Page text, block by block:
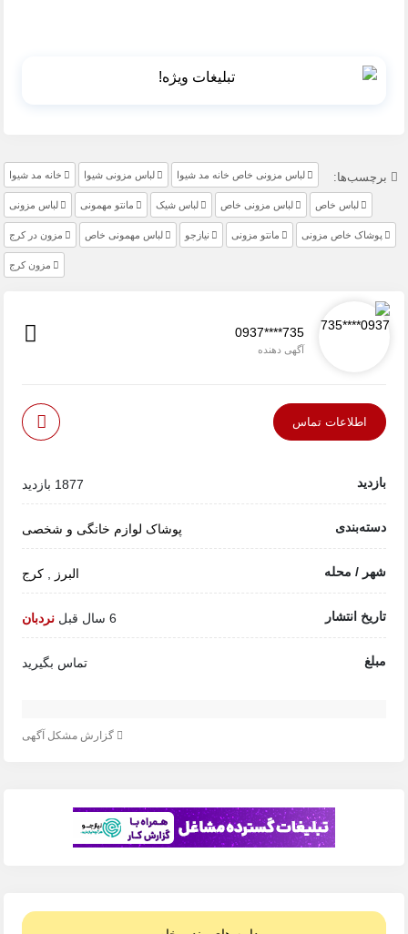
برچسب‌ها: لباس مزونی خاص خانه مد شیوا لباس مزونی شیوا خانه مد شیوا
لباس خاص لباس مزونی خاص لباس شیک مانتو مهمونی لباس مزونی
پوشاک خاص مزونی مانتو مزونی نیازجو لباس مهمونی خاص مزون در کرج
مزون کرج
0937****735
آگهی دهنده
اطلاعات تماس
بازدید 1877 بازدید
دسته‌بندی پوشاک لوازم خانگی و شخصی
شهر / محله البرز کرج
تاریخ انتشار 6 سال قبل نردبان
مبلغ تماس بگیرید
گزارش مشکل آگهی